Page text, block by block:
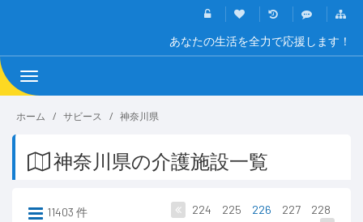
あなたの生活を全力で応援します！
Toggle
navigation
ホーム サビース 神奈川県
神奈川県の介護施設一覧
11403 件 224 225 226 227 228